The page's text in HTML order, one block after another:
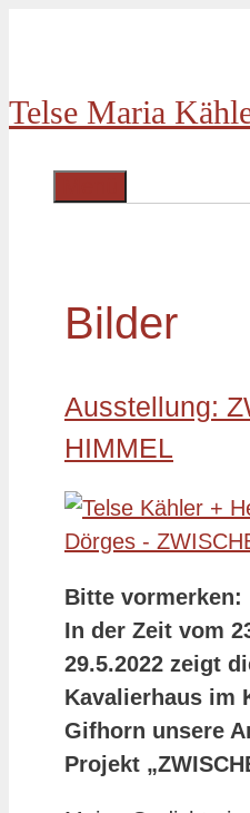
Telse Maria
Bilder
Ausstellung:
HIMMEL
Bitte vormerken:
In der Zeit vom
29.5.2022 zeigt
Kavalierhaus im
Gifhorn unsere
Projekt